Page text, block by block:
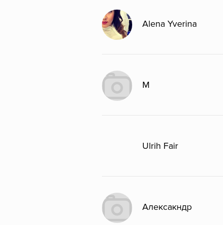
Alena Yverina
M
Ulrih Fair
Алексакндр